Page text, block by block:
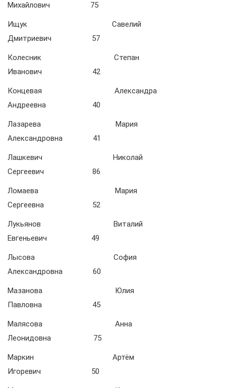
Михайлович 75
Ищук Савелий
Дмитриевич 57
Колесник Степан
Иванович 42
Концевая Александра
Андреевна 40
Лазарева Мария
Александровна 41
Лашкевич Николай
Сергеевич 86
Ломаева Мария
Сергеевна 52
Лукьянов Виталий
Евгеньевич 49
Лысова София
Александровна 60
Мазанова Юлия
Павловна 45
Малясова Анна
Леонидовна 75
Маркин Артём
Игоревич 50